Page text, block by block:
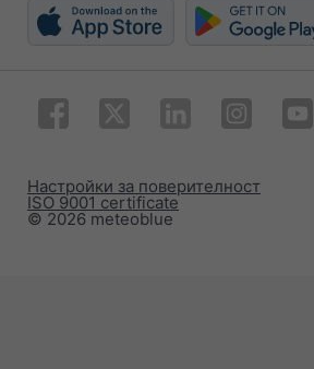
© 2026 meteoblue
ISO 9001 certificate
Настройки за поверителност